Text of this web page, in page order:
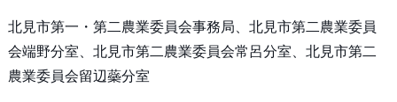
北見市第一・第二農業委員会事務局、北見市第二農業委員
会端野分室、北見市第二農業委員会常呂分室、北見市第二
農業委員会留辺蘂分室